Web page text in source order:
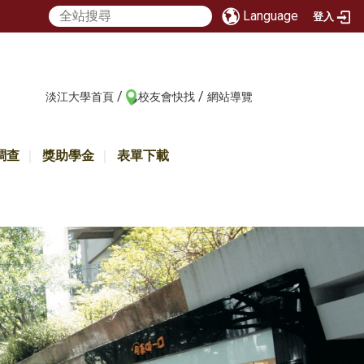
Language 登入
淡江大學首頁 / 校友會快找 / 網站導覽
查 獎助學金 表單下載